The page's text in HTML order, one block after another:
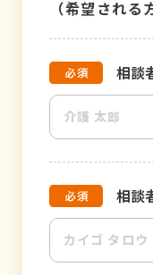
（希望される
相談
相談